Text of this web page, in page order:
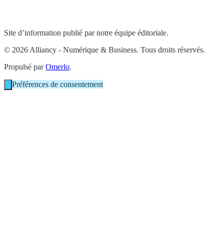
Site d’information publié par notre équipe éditoriale.
© 2026 Alliancy - Numérique & Business. Tous droits réservés.
Propulsé parOmerlo.
Préférences de consentement